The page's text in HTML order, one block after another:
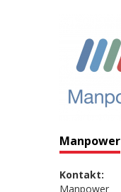
Manpower
Kontakt:
Manpower